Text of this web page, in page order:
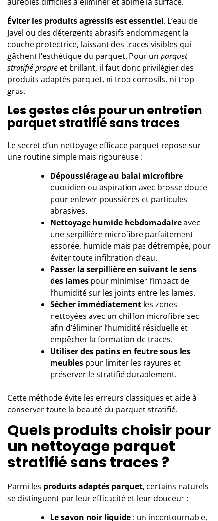
auréoles difficiles à éliminer et abîme la surface.
Éviter les produits agressifs est essentiel. L’eau de
Javel ou des détergents abrasifs endommagent la
couche protectrice, laissant des traces visibles qui
gâchent l’esthétique du parquet. Pour un parquet
stratifié propre et brillant, il faut donc privilégier des
produits adaptés parquet, ni trop corrosifs, ni trop
gras.
Les gestes clés pour un entretien
parquet stratifié sans traces
Le secret d’un nettoyage efficace parquet repose sur
une routine simple mais rigoureuse :
Dépoussiérage au balai microfibre
quotidien ou aspiration avec brosse douce
pour enlever poussières et particules
abrasives.
Nettoyage humide hebdomadaireavec
une serpillière microfibre parfaitement
essorée, humide mais pas détrempée, pour
éviter toute infiltration d’eau.
Passer la serpillière en suivant le sens
des lames pour minimiser l’impact de
l’humidité sur les joints entre les lames.
Sécher immédiatement les zones
nettoyées avec un chiffon microfibre sec
afin d’éliminer l’humidité résiduelle et
empêcher la formation de traces.
Utiliser des patins en feutre sous les
meubles pour limiter les rayures et
préserver le stratifié durablement.
Cette méthode évite les erreurs classiques et aide à
conserver toute la beauté du parquet stratifié.
Quels produits choisir pour
un nettoyage parquet
stratifié sans traces ?
Parmi les produits adaptés parquet, certains naturels
se distinguent par leur efficacité et leur douceur :
Le savon noir liquide : un incontournable,